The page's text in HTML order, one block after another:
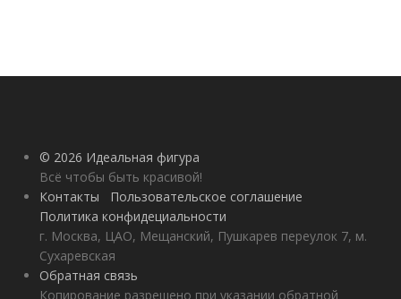
© 2026 Идеальная фигура
Всё чтобы быть красивой!
Контакты
Пользовательское соглашение
Политика конфидециальности
г. Москва, ЦАО, Мещанский, Пушкарев переулок 7, м.
Сухаревская
Обратная связь
Копирование разрешено при указании обратной